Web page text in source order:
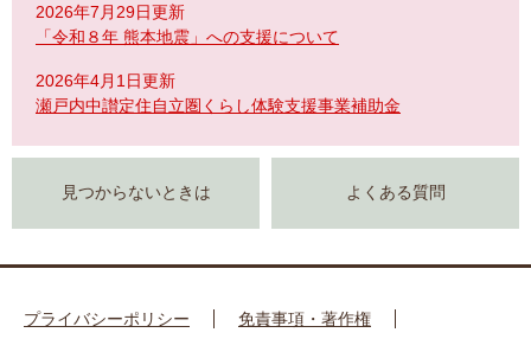
2026年7月29日更新
「令和８年 熊本地震」への支援について
2026年4月1日更新
瀬戸内中讃定住自立圏くらし体験支援事業補助金
見つからないときは よくある質問
プライバシーポリシー 免責事項・著作権